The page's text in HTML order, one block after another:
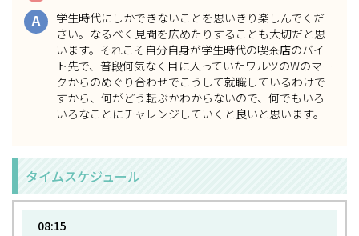
A 学生時代にしかできないことを思いきり楽しんで くだ
さい。なるべく見聞を広めたりすることも大切だと思
います。それこそ自分自身が学生時代の喫茶店のバイ
ト先で、普段何気なく目に入っていたワルツのWのマー
クからのめぐり合わせでこうして就職しているわけで
すから、何がどう転ぶかわからないので、 何でもいろ
いろなことにチャレンジしていく と良いと思います。
タイムスケジュール
08:15